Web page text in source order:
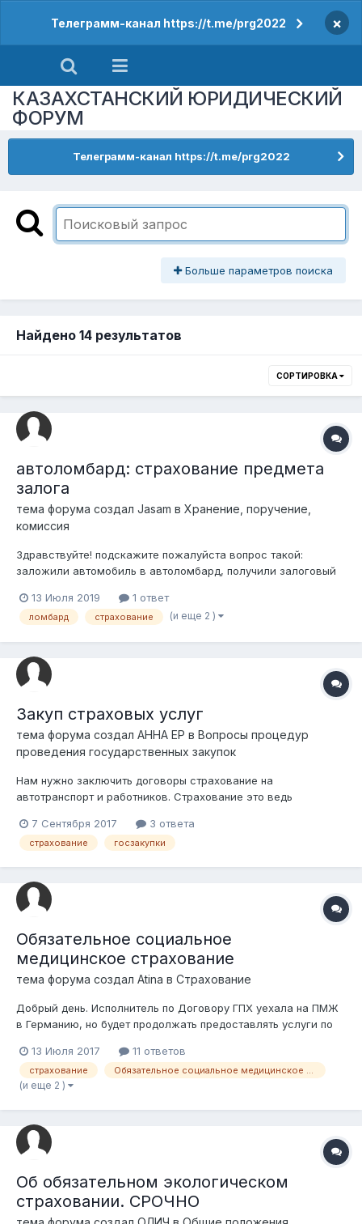
Телеграмм-канал https://t.me/prg2022 ×
КАЗАХСТАНСКИЙ ЮРИДИЧЕСКИЙ
ФОРУМ
Телеграмм-канал https://t.me/prg2022
Больше параметров поиска
Найдено 14 результатов
СОРТИРОВКА
автоломбард: страхование предмета
залога
тема форума создал Jasam в Хранение, поручение,
комиссия
Здравствуйте! подскажите пожалуйста вопрос такой:
заложили автомобиль в автоломбард, получили залоговый
залогодержателю. ни в одном из этих документов не
предусмотрено ответственности ломбарда по страхованию
13 Июля 2019 1 ответ
ломбард страхование (и еще 2 )
Закуп страховых услуг
тема форума создал АННА ЕР в Вопросы процедур
проведения государственных закупок
Нам нужно заключить договоры страхование на
автотранспорт и работников. Страхование это ведь
закупку на портале гос. закупок способом конкурс?
7 Сентября 2017 3 ответа
страхование госзакупки
Обязательное социальное
медицинское страхование
тема форума создал Atina в Страхование
Добрый день. Исполнитель по Договору ГПХ уехала на ПМЖ
в Германию, но будет продолжать предоставлять услуги по
фонд по ОСМС? Ели нет, кому и какие документы ей нужо
предоставить, чтобы не платить эти взоны? спасибо заранее.
13 Июля 2017 11 ответов
страхование Обязательное социальное медицинское страхование
(и еще 2 )
Об обязательном экологическом
страховании. СРОЧНО